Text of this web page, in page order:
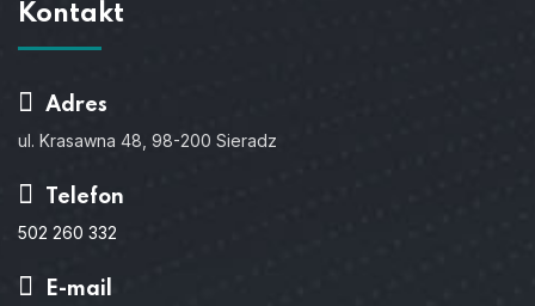
Kontakt
Adres
ul. Krasawna 48, 98-200 Sieradz
Telefon
502 260 332
E-mail